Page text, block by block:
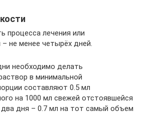
процесса лечения или
не менее четырёх дней.
необходимо делать
в минимальной
составляют 0.5 мл
на 1000 мл свежей отстоявшейся
дня – 0.7 мл на тот самый объем